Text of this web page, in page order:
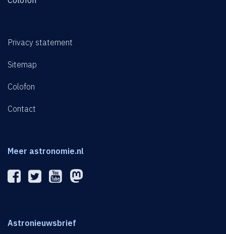
Privacy statement
Sitemap
Colofon
Contact
Meer astronomie.nl
Astronieuwsbrief